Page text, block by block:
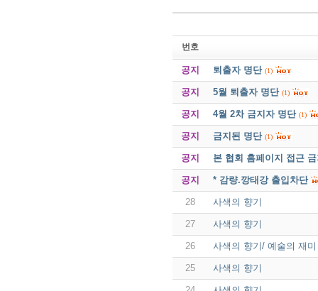
번호
공지 퇴출자 명단 (1)
공지 5월 퇴출자 명단 (1)
공지 4월 2차 금지자 명단 (1)
공지 금지된 명단 (1)
공지 본 협회 홈페이지 접근
공지 * 감량.깡태강 출입차단
28 사색의 향기
27 사색의 향기
26 사색의 향기/ 예술의 재미
25 사색의 향기